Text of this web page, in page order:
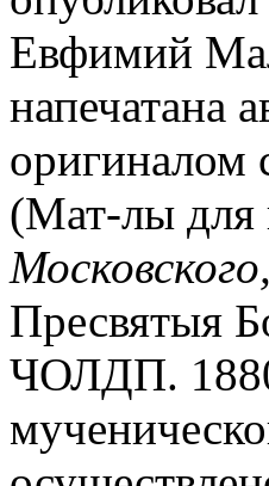
Евфимий
напечатана
(Мат-лы для
Московского,
Пресвятыя
ЧОЛДП.